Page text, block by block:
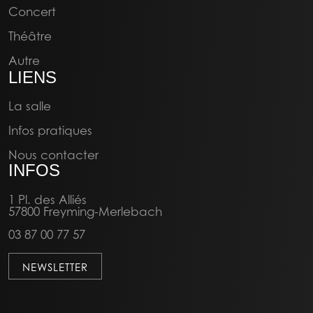
Concert
Théâtre
Autre
LIENS
La salle
Infos pratiques
Nous contacter
INFOS
1 Pl. des Alliés
57800 Freyming-Merlebach
03 87 00 77 57
NEWSLETTER